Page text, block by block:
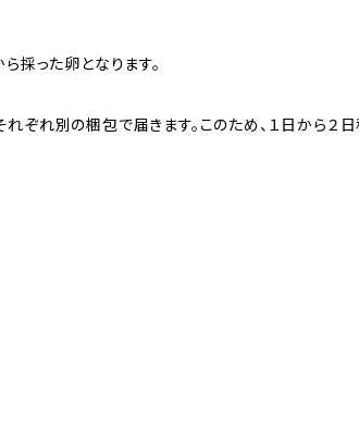
採った卵となります。
ぞれ別の梱包で届きます。このため、１日から２